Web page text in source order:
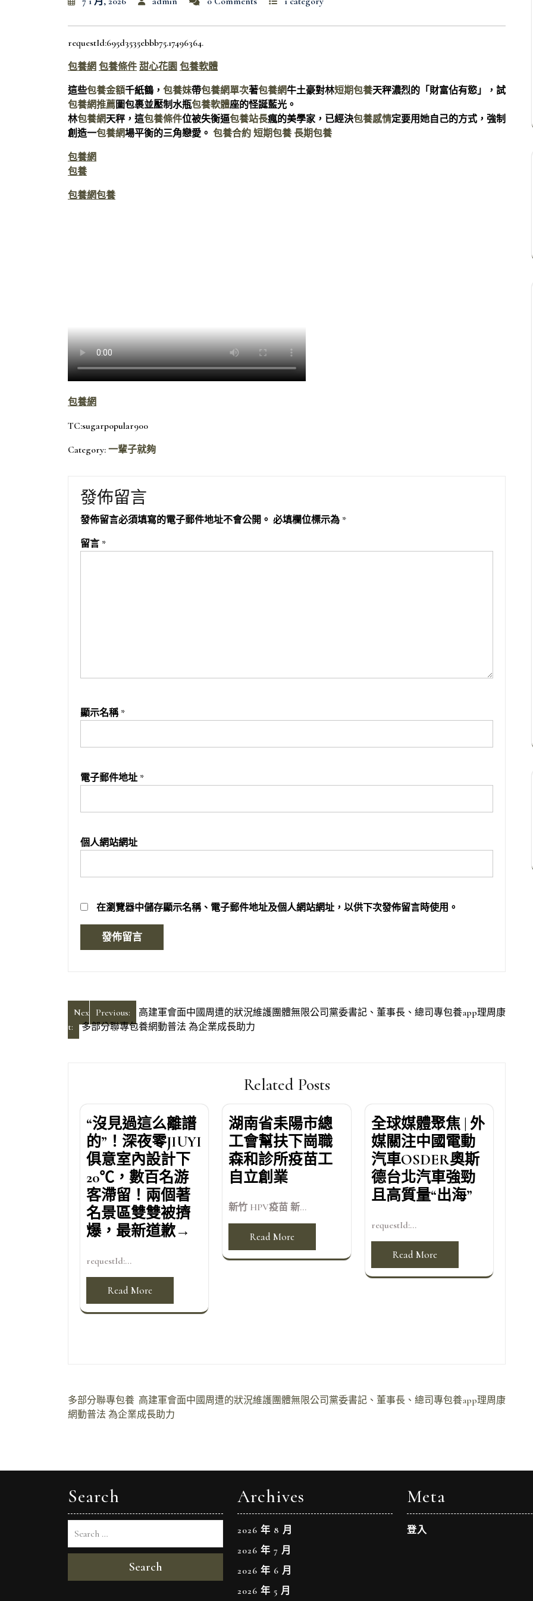
requestId:695d3535ebbb75.17496364.
包養網 包養條件 甜心花園 包養軟體
這些包養金額千紙鶴， 包養妹帶包養網單次著包養網牛土豪對林短期包養天秤濃烈的「財富佔有慾」，試
包養網推薦圖包裹並壓制水瓶包養軟體座的怪誕藍光。
林包養網天秤，這包養條件位被失衡逼包養站長瘋的美學家，已經決包養感情定要用她自己的方式，強制
創造一包養網場平衡的三角戀愛。 包養合約 短期包養 長期包養
包養網
包養
包養網包養
包養網
TC:sugarpopular900
Category: 一輩子就夠
發佈留言
發佈留言必須填寫的電子郵件地址不會公開。 必填欄位標示為 *
留言 *
顯示名稱 *
電子郵件地址 *
個人網站網址
在瀏覽器中儲存顯示名稱、電子郵件地址及個人網站網址，以供下次發佈留言時使用。
文
章
Previous: 高建軍會面中國周遭的狀況維護團體無限公司黨委書記、董事長、總司專包養app理周康
Nex
t:
多部分聯專包養網動普法 為企業成長助力
Related Posts
“沒見過這么離譜
的”！深夜零JIUYI
俱意室內設計下
20℃，數百名游
客滯留！兩個著
名景區雙雙被擠
爆，最新道歉→
requestId:...
Read More
湖南省耒陽市總
工會幫扶下崗職
森和診所疫苗工
自立創業
新竹 HPV疫苗 新...
Read More
全球媒體聚焦 | 外
媒關注中國電動
汽車OSDER奧斯
德台北汽車強勁
且高質量“出海”
requestId:...
Read More
文
章
覽
高建軍會面中國周遭的狀況維護團體無限公司黨委書記、董事長、總司專包養app理周康
多部分聯專包養
網動普法 為企業成長助力
Search
Search
Archives
2026 年 8 月
2026 年 7 月
2026 年 6 月
2026 年 5 月
Meta
登入